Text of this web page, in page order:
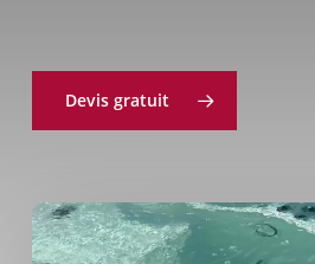
Devis gratuit